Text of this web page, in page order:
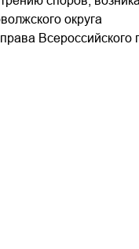
округа
Всероссийского